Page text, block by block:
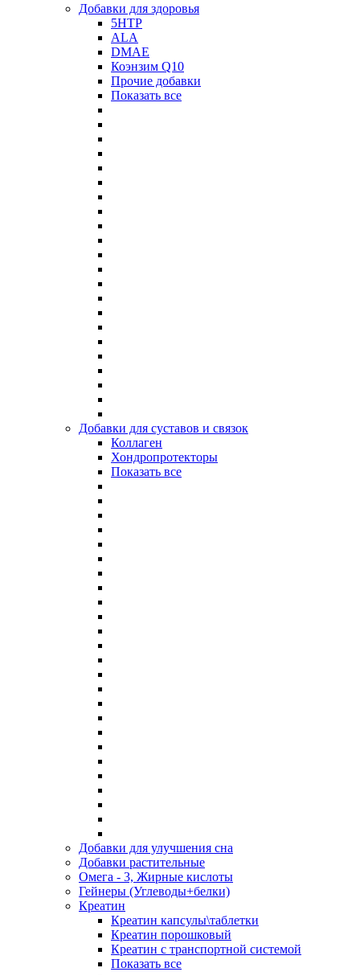
Добавки для здоровья
5HTP
ALA
DMAE
Коэнзим Q10
Прочие добавки
Показать все
Добавки для суставов и связок
Коллаген
Хондропротекторы
Показать все
Добавки для улучшения сна
Добавки растительные
Омега - 3, Жирные кислоты
Гейнеры (Углеводы+белки)
Креатин
Креатин капсулы\таблетки
Креатин порошковый
Креатин с транспортной системой
Показать все